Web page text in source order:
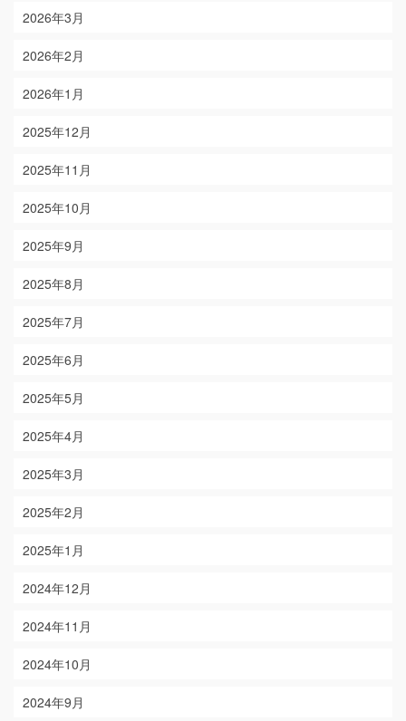
2026年3月
2026年2月
2026年1月
2025年12月
2025年11月
2025年10月
2025年9月
2025年8月
2025年7月
2025年6月
2025年5月
2025年4月
2025年3月
2025年2月
2025年1月
2024年12月
2024年11月
2024年10月
2024年9月